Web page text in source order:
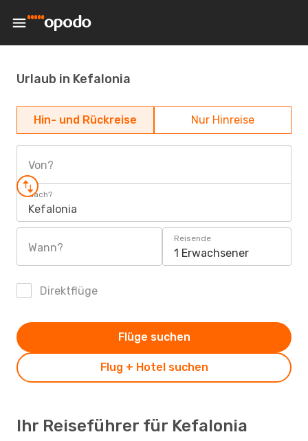
Urlaub in Kefalonia
Hin- und Rückreise Nur Hinreise
Von?
Nach?
Kefalonia
Wann?
Reisende
1 Erwachsener
Direktflüge
Flug + Hotel suchen
Flüge suchen
Ihr Reiseführer für Kefalonia